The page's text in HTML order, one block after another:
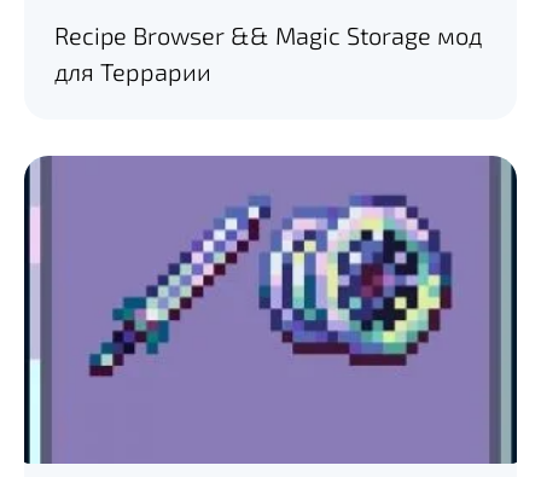
Recipe Browser && Magic Storage мод
для Террарии